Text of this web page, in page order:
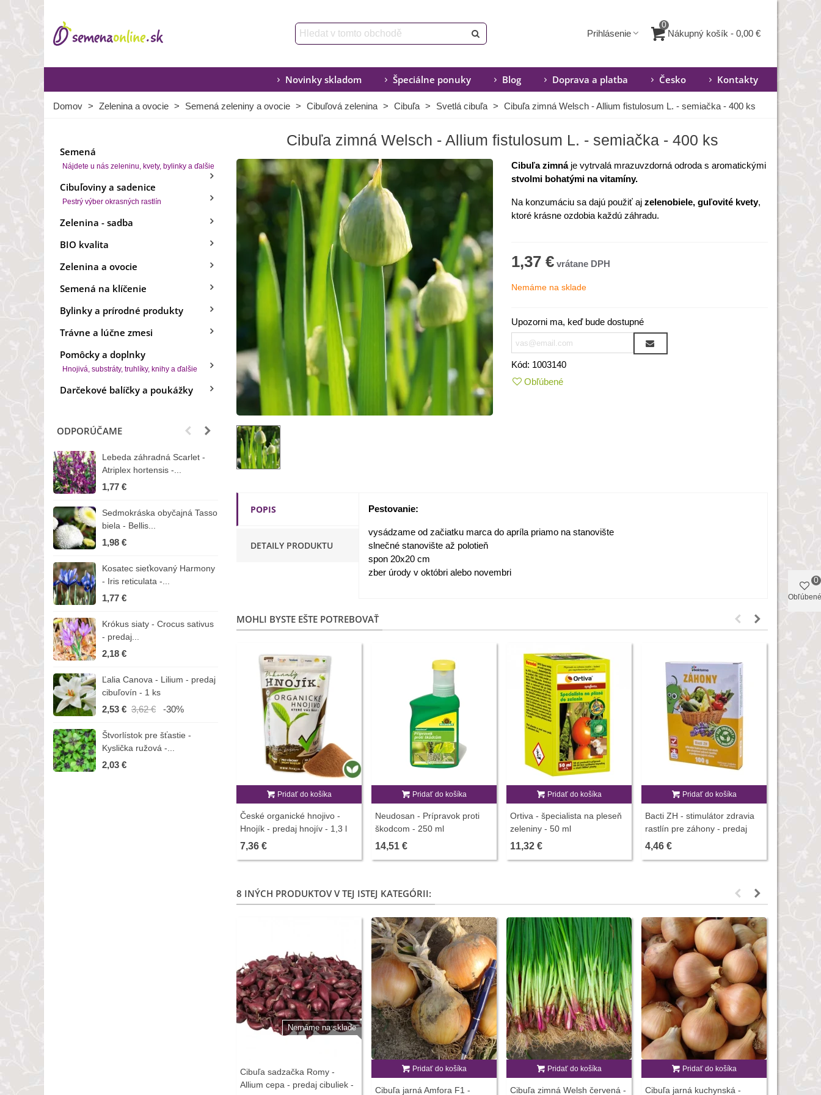
Prihlásenie
0
Nákupný košík - 0,00 €
Novinky skladom Špeciálne ponuky Blog Doprava a platba Česko Kontakty
Domov > Zelenina a ovocie > Semená zeleniny a ovocie > Cibuľová zelenina > Cibuľa > Svetlá cibuľa > Cibuľa zimná Welsch - Allium fistulosum L. - semiačka - 400 ks
Semená
Nájdete u nás zeleninu, kvety, bylinky a ďalšie
Cibuľoviny a sadenice
Pestrý výber okrasných rastlín
Zelenina - sadba
BIO kvalita
Zelenina a ovocie
Semená na klíčenie
Bylinky a prírodné produkty
Trávne a lúčne zmesi
Pomôcky a doplnky
Hnojivá, substráty, truhlíky, knihy a ďalšie
Darčekové balíčky a poukážky
ODPORÚČAME
Lebeda záhradná Scarlet -
Atriplex hortensis -...
1,77 €
Sedmokráska obyčajná Tasso
biela - Bellis...
1,98 €
Kosatec sieťkovaný Harmony
- Iris reticulata -...
1,77 €
Krókus siaty - Crocus sativus
- predaj...
2,18 €
Ľalia Canova - Lilium - predaj
cibuľovín - 1 ks
2,53 € 3,62 € -30%
Štvorlístok pre šťastie -
Kyslička ružová -...
2,03 €
BIO Kaleráb Dyna - Brassica
oleracea var....
Zornica plnokvetá Amarantia -
7,05 €
Kapucínka nízka - Alaska Mix
Čakanka Virtus F1 -
3,20 €
Sedmokráska obyčajná
ružové odtiene - Bellis...
1,57 €
Iskerník plnokvetý modrý -
Ranunculus asiaticus...
1,82 €
Cibuľa zimná Welsch - Allium fistulosum L. - semiačka - 400 ks
Cibuľa zimnáje vytrvalá mrazuvzdorná odroda s aromatickými
stvolmi bohatými na vitamíny.
Na konzumáciu sa dajú použiť aj zelenobiele, guľovité kvety,
ktoré krásne ozdobia každú záhradu.
1,37 €
Nemáme na sklade
Upozorni ma, keď bude dostupné
Kód: 1003140
Obľúbené
POPIS
DETAILY PRODUKTU
Pestovanie:
vysádzame od začiatku marca do apríla priamo na stanovište
slnečné stanovište až polotieň
spon 20x20 cm
zber úrody v októbri alebo novembri
MOHLI BYSTE EŠTE POTREBOVAŤ
Pridať do košíka
České organické hnojivo -
Hnojík - predaj hnojív - 1,3 l
7,36 €
Pridať do košíka
Neudosan - Prípravok proti
škodcom - 250 ml
14,51 €
Pridať do košíka
Ortiva - špecialista na pleseň
zeleniny - 50 ml
11,32 €
Pridať do košíka
Bacti ZH - stimulátor zdravia
rastlín pre záhony - predaj
stimulátorov - 100 g
4,46 €
Mykoríza
8 INÝCH PRODUKTOV V TEJ ISTEJ KATEGÓRII:
Nemáme na sklade
Cibuľa sadzačka Romy -
Allium cepa - predaj cibuliek -
Pridať do košíka
Cibuľa jarná Amfora F1 -
Pridať do košíka
Cibuľa zimná Welsh červená -
Pridať do košíka
Cibuľa jarná kuchynská -
Obľúbené
0